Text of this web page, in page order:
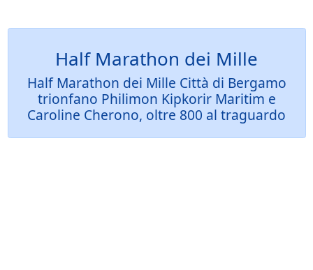
Half Marathon dei Mille
Half Marathon dei Mille Città di Bergamo
trionfano Philimon Kipkorir Maritim e
Caroline Cherono, oltre 800 al traguardo